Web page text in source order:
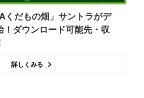
くだもの畑」サントラがデ
！ダウンロード可能先・収
詳しくみる